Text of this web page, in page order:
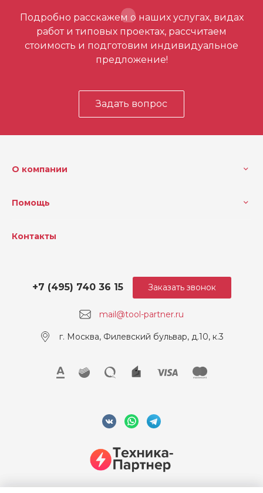
м)
Отзывов ещё нет – ваш может стать
первым
Подробно расскажем о наших услугах, видах
работ и типовых проектах, рассчитаем
стоимость и подготовим индивидуальное
предложение!
Задать вопрос
О компании
Помощь
Контакты
mail@tool-partner.ru
+7 (495) 740 36 15
г. Москва, Филевский бульвар, д.10, к.3
Заказать звонок